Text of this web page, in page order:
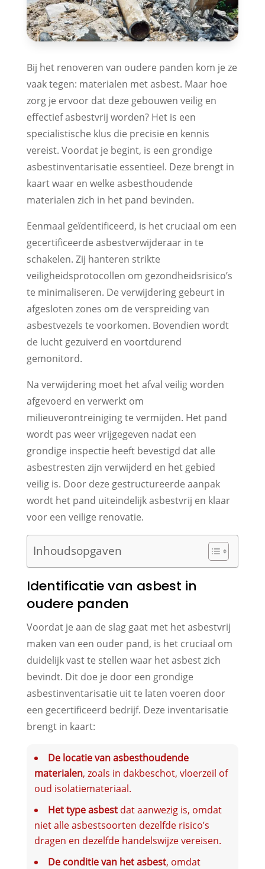
Bij het renoveren van oudere panden kom je ze
vaak tegen: materialen met asbest. Maar hoe
zorg je ervoor dat deze gebouwen veilig en
effectief asbestvrij worden? Het is een
specialistische klus die precisie en kennis
vereist. Voordat je begint, is een grondige
asbestinventarisatie essentieel. Deze brengt in
kaart waar en welke asbesthoudende
materialen zich in het pand bevinden.
Eenmaal geïdentificeerd, is het cruciaal om een
gecertificeerde asbestverwijderaar in te
schakelen. Zij hanteren strikte
veiligheidsprotocollen om gezondheidsrisico’s
te minimaliseren. De verwijdering gebeurt in
afgesloten zones om de verspreiding van
asbestvezels te voorkomen. Bovendien wordt
de lucht gezuiverd en voortdurend
gemonitord.
Na verwijdering moet het afval veilig worden
afgevoerd en verwerkt om
milieuverontreiniging te vermijden. Het pand
wordt pas weer vrijgegeven nadat een
grondige inspectie heeft bevestigd dat alle
asbestresten zijn verwijderd en het gebied
veilig is. Door deze gestructureerde aanpak
wordt het pand uiteindelijk asbestvrij en klaar
voor een veilige renovatie.
Inhoudsopgaven
Identificatie van asbest in
oudere panden
Voordat je aan de slag gaat met het asbestvrij
maken van een ouder pand, is het cruciaal om
duidelijk vast te stellen waar het asbest zich
bevindt. Dit doe je door een grondige
asbestinventarisatie uit te laten voeren door
een gecertificeerd bedrijf. Deze inventarisatie
brengt in kaart:
De locatie van asbesthoudende
materialen, zoals in dakbeschot, vloerzeil of
oud isolatiemateriaal.
Het type asbestdat aanwezig is, omdat
niet alle asbestsoorten dezelfde risico’s
dragen en dezelfde handelswijze vereisen.
De conditie van het asbest, omdat